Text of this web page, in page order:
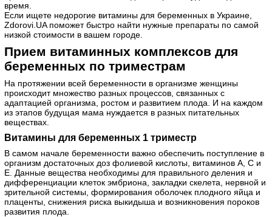
время.
Если ищете недорогие витамины для беременных в Украине,
Zdorovi.UA поможет быстро найти нужные препараты по самой
низкой стоимости в вашем городе.
Прием витаминных комплексов для
беременных по триместрам
На протяжении всей беременности в организме женщины
происходит множество разных процессов, связанных с
адаптацией организма, ростом и развитием плода. И на каждом
из этапов будущая мама нуждается в разных питательных
веществах.
Витамины для беременных 1 триместр
В самом начале беременности важно обеспечить поступление в
организм достаточных доз фолиевой кислоты, витаминов А, С и
Е. Данные вещества необходимы для правильного деления и
дифференциации клеток эмбриона, закладки скелета, нервной и
зрительной системы, формирования оболочек плодного яйца и
плаценты, снижения риска выкидыша и возникновения пороков
развития плода.